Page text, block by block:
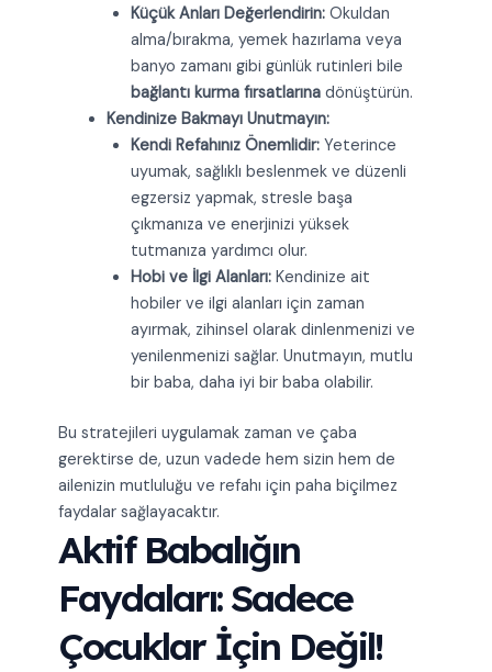
Küçük Anları Değerlendirin:Okuldan
alma/bırakma, yemek hazırlama veya
banyo zamanı gibi günlük rutinleri bile
bağlantı kurma fırsatlarınadönüştürün.
Kendinize Bakmayı Unutmayın:
Kendi Refahınız Önemlidir:Yeterince
uyumak, sağlıklı beslenmek ve düzenli
egzersiz yapmak, stresle başa
çıkmanıza ve enerjinizi yüksek
tutmanıza yardımcı olur.
Hobi ve İlgi Alanları:Kendinize ait
hobiler ve ilgi alanları için zaman
ayırmak, zihinsel olarak dinlenmenizi ve
yenilenmenizi sağlar. Unutmayın, mutlu
bir baba, daha iyi bir baba olabilir.
Bu stratejileri uygulamak zaman ve çaba
gerektirse de, uzun vadede hem sizin hem de
ailenizin mutluluğu ve refahı için paha biçilmez
faydalar sağlayacaktır.
Aktif Babalığın
Faydaları: Sadece
Çocuklar İçin Değil!